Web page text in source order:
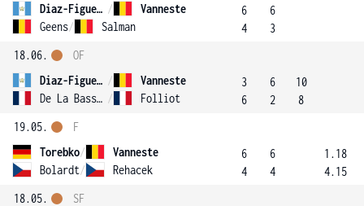
Diaz-Figueroa /
Vanneste
Geens/ Salman
6
4
6
3
18.06.
Diaz-Figueroa /
Vanneste
De La Bassetiere / Folliot
OF
3
6
6
2
10
8
19.05.
Torebko/
Vanneste
Bolardt/ Rehacek
F
6
4
6
4
1.18
4.15
18.05.
SF